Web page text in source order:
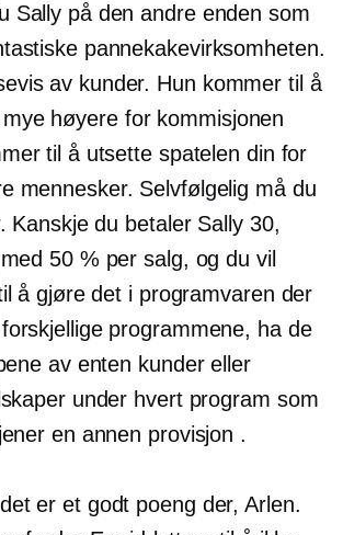
Sally på den andre enden som
pannekakevirksomheten.
av kunder. Hun kommer til å
høyere for kommisjonen
til å utsette spatelen din for
mennesker. Selvfølgelig må du
Kanskje du betaler Sally 30,
50 % per salg, og du vil
å gjøre det i programvaren der
programmene, ha de
av enten kunder eller
under hvert program som
en annen provisjon .
er et godt poeng der, Arlen.